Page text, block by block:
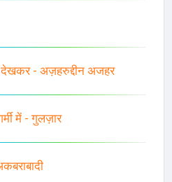
देखकर - अज़हरुद्दीन अजहर
में - गुलज़ार